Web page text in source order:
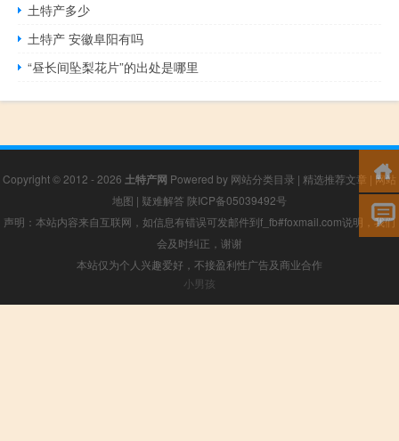
土特产多少
土特产 安徽阜阳有吗
“昼长间坠梨花片”的出处是哪里
Copyright © 2012 - 2026 土特产网 Powered by 网站分类目录 | 精选推荐文章 | 网站
地图 | 疑难解答 陕ICP备05039492号
声明：本站内容来自互联网，如信息有错误可发邮件到f_fb#foxmail.com说明，我们
会及时纠正，谢谢
本站仅为个人兴趣爱好，不接盈利性广告及商业合作
小男孩